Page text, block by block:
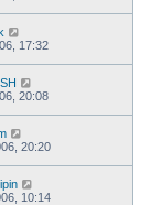
17:32
20:08
20:20
10:14